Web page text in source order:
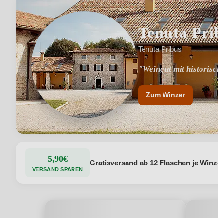
Tenuta
Tenuta Pribus
"Weingut mit
"Leidenschaft für
Zum Winzer
5,90€
VERSAND SPAREN
Gratisversand ab 12 Flaschen je